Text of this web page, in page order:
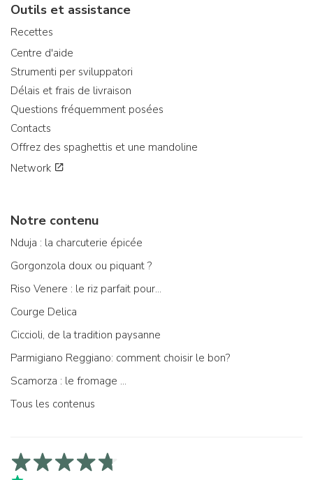
Outils et assistance
Recettes
Centre d'aide
Strumenti per sviluppatori
Délais et frais de livraison
Questions fréquemment posées
Contacts
Offrez des spaghettis et une mandoline
Network
Notre contenu
Nduja : la charcuterie épicée
Gorgonzola doux ou piquant ?
Riso Venere : le riz parfait pour...
Courge Delica
Ciccioli, de la tradition paysanne
Parmigiano Reggiano: comment choisir le bon?
Scamorza : le fromage ...
Tous les contenus